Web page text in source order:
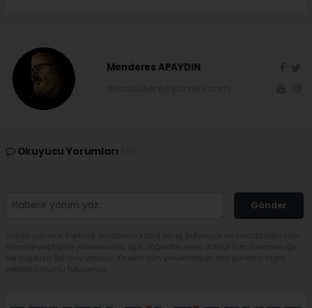
Menderes APAYDIN
Okuyucu Yorumları
Gönder